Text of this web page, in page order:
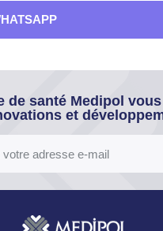
de santé Medipol
et